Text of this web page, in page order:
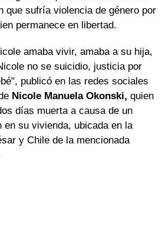
que sufría violencia de género por
permanece en libertad.
amaba vivir, amaba a su hija,
no se suicidio, justicia por
publicó en las redes sociales
Nicole Manuela Okonski, quien
días muerta a causa de un
en su vivienda, ubicada en la
y Chile de la mencionada